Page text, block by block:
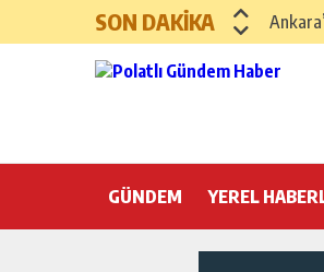
SON DAKİKA
Yılın
Hayri
GÜNDEM YEREL